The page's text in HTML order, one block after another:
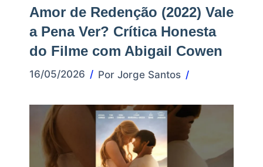
Amor de Redenção (2022) Vale
a Pena Ver? Crítica Honesta
do Filme com Abigail Cowen
16/05/2026 Por Jorge Santos